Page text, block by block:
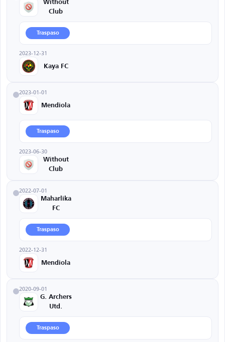
Without
Club
Traspaso
2023-12-31
Kaya FC
2023-01-01
Mendiola
Traspaso
2023-06-30
Without
Club
2022-07-01
Maharlika
FC
Traspaso
2022-12-31
Mendiola
2020-09-01
G. Archers
Utd.
Traspaso